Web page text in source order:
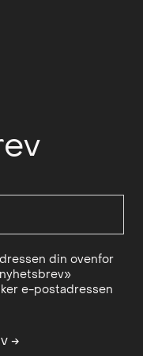
din ovenfor
e-postadressen
→